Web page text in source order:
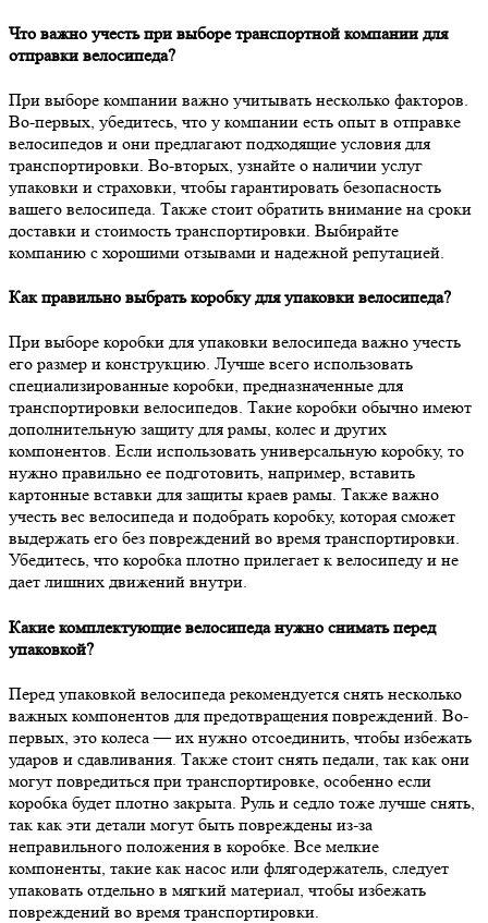
Что важно учесть при выборе транспортной компании для
отправки велосипеда?
При выборе компании важно учитывать несколько факторов.
Во-первых, убедитесь, что у компании есть опыт в отправке
велосипедов и они предлагают подходящие условия для
транспортировки. Во-вторых, узнайте о наличии услуг
упаковки и страховки, чтобы гарантировать безопасность
вашего велосипеда. Также стоит обратить внимание на сроки
доставки и стоимость транспортировки. Выбирайте
компанию с хорошими отзывами и надежной репутацией.
Как правильно выбрать коробку для упаковки велосипеда?
При выборе коробки для упаковки велосипеда важно учесть
его размер и конструкцию. Лучше всего использовать
специализированные коробки, предназначенные для
транспортировки велосипедов. Такие коробки обычно имеют
дополнительную защиту для рамы, колес и других
компонентов. Если использовать универсальную коробку, то
нужно правильно ее подготовить, например, вставить
картонные вставки для защиты краев рамы. Также важно
учесть вес велосипеда и подобрать коробку, которая сможет
выдержать его без повреждений во время транспортировки.
Убедитесь, что коробка плотно прилегает к велосипеду и не
дает лишних движений внутри.
Какие комплектующие велосипеда нужно снимать перед
упаковкой?
Перед упаковкой велосипеда рекомендуется снять несколько
важных компонентов для предотвращения повреждений. Во-
первых, это колеса — их нужно отсоединить, чтобы избежать
ударов и сдавливания. Также стоит снять педали, так как они
могут повредиться при транспортировке, особенно если
коробка будет плотно закрыта. Руль и седло тоже лучше снять,
так как эти детали могут быть повреждены из-за
неправильного положения в коробке. Все мелкие
компоненты, такие как насос или флягодержатель, следует
упаковать отдельно в мягкий материал, чтобы избежать
повреждений во время транспортировки.